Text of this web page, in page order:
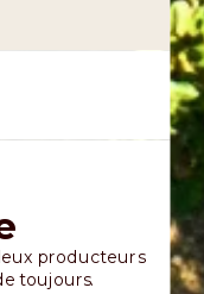
producteurs
toujours.